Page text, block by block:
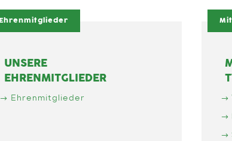
Ehrenmitglieder
UNSERE
EHRENMITGLIEDER
Ehrenmitglieder